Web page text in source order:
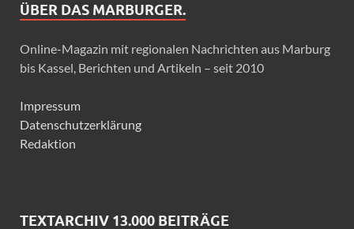
ÜBER DAS MARBURGER.
Online-Magazin mit regionalen Nachrichten aus Marburg
bis Kassel, Berichten und Artikeln – seit 2010
Impressum
Datenschutzerklärung
Redaktion
TEXTARCHIV 13.000 BEITRÄGE